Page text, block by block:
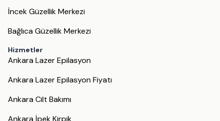
İncek Güzellik Merkezi
Bağlıca Güzellik Merkezi
Hizmetler
Ankara Lazer Epilasyon
Ankara Lazer Epilasyon Fiyatı
Ankara Cilt Bakımı
Ankara İpek Kirpik